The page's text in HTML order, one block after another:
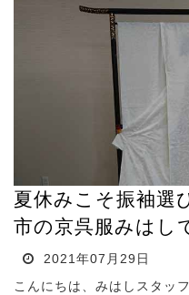
夏休みこそ振袖選
市の京呉服みはし
2021年07月29日
こんにちは、みはしスタッ